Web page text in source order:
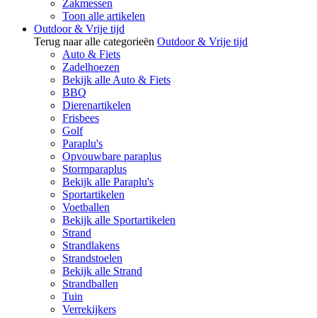
Zakmessen
Toon alle artikelen
Outdoor & Vrije tijd
Terug naar alle categorieën Outdoor & Vrije tijd
Auto & Fiets
Zadelhoezen
Bekijk alle Auto & Fiets
BBQ
Dierenartikelen
Frisbees
Golf
Paraplu's
Opvouwbare paraplus
Stormparaplus
Bekijk alle Paraplu's
Sportartikelen
Voetballen
Bekijk alle Sportartikelen
Strand
Strandlakens
Strandstoelen
Bekijk alle Strand
Strandballen
Tuin
Verrekijkers